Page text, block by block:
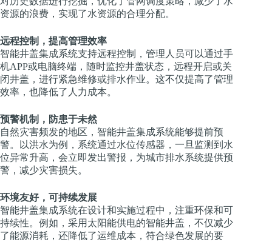
资源的浪费，实现了水资源的合理分配。
远程控制，提高管理效率
智能井盖集成系统支持远程控制，管理人员可以通过手
机APP或电脑终端，随时监控井盖状态，远程开启或关
闭井盖，进行紧急维修或排水作业。这不仅提高了管理
效率，也降低了人力成本。
预警机制，防患于未然
自然灾害频发的地区，智能井盖集成系统能够提前预
警。以洪水为例，系统通过水位传感器，一旦监测到水
位异常升高，会立即发出警报，为城市排水系统提供预
警，减少灾害损失。
环境友好，可持续发展
智能井盖集成系统在设计和实施过程中，注重环保和可
持续性。例如，采用太阳能供电的智能井盖，不仅减少
了能源消耗，还降低了运维成本，符合绿色发展的要